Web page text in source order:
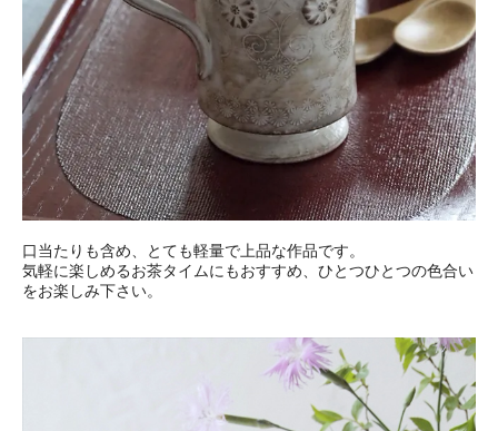
口当たりも含め、とても軽量で上品な作品です。
気軽に楽しめるお茶タイムにもおすすめ、ひとつひとつの色合い
をお楽しみ下さい。